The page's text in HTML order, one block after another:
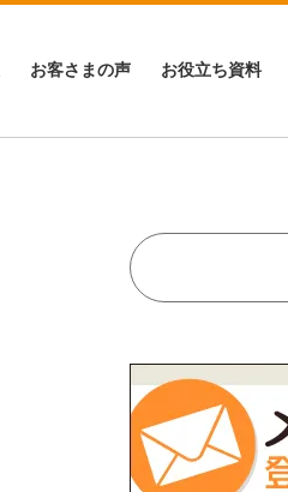
お客さまの声 お役立ち資料